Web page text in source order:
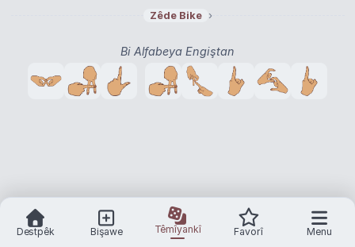
Zêde Bike ›
Bi Alfabeya Engiştan
Destpêk Bişawe Têmîyankî Favorî Menu